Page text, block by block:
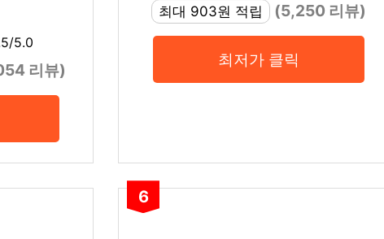
5.0
리뷰)
최대 903원 적립
(5,250 리뷰)
최저가 클릭
6